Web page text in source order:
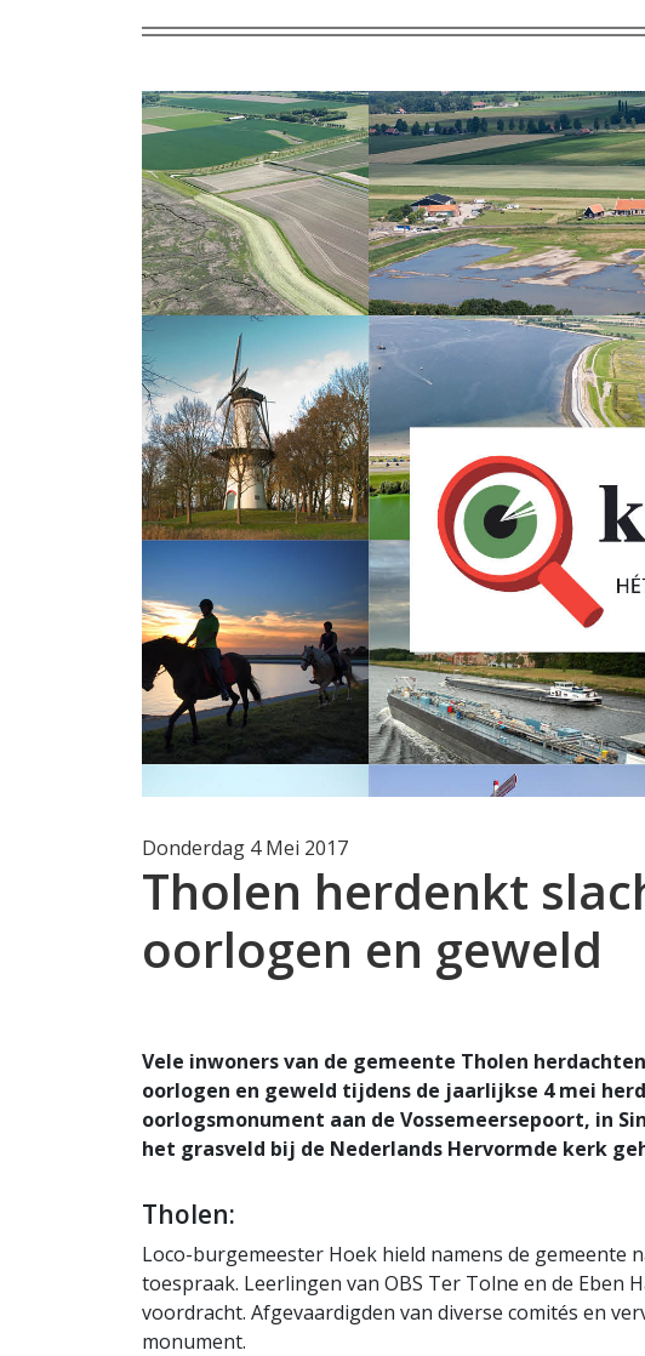
Donderdag 4 Mei 2017
Tholen herdenkt
oorlogen en geweld
Vele inwoners van de gemeente Tholen
oorlogen en geweld tijdens de jaarlijkse 4 mei
oorlogsmonument aan de Vossemeersepoort, in
het grasveld bij de Nederlands Hervormde kerk
Tholen:
Loco-burgemeester Hoek hield namens de gemeente
toespraak. Leerlingen van OBS Ter Tolne en de Eben
voordracht. Afgevaardigden van diverse comités en
monument.